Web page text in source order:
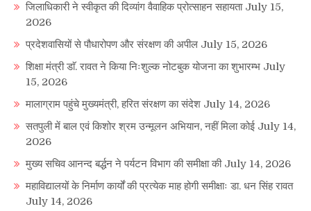
जिलाधिकारी ने स्वीकृत की दिव्यांग वैवाहिक प्रोत्साहन सहायता July 15,
2026
प्रदेशवासियों से पौधारोपण और संरक्षण की अपील July 15, 2026
शिक्षा मंत्री डाॅ. रावत ने किया निःशुल्क नोटबुक योजना का शुभारम्भ July
15, 2026
मालाग्राम पहुंचे मुख्यमंत्री, हरित संरक्षण का संदेश July 14, 2026
सतपुली में बाल एवं किशोर श्रम उन्मूलन अभियान, नहीं मिला कोई July 14,
2026
मुख्य सचिव आनन्द बर्द्धन ने पर्यटन विभाग की समीक्षा की July 14, 2026
महाविद्यालयों के निर्माण कार्यों की प्रत्येक माह होगी समीक्षाः डा. धन सिंह रावत
July 14, 2026